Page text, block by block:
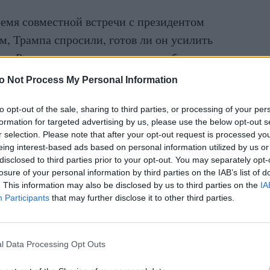
Not Process My Personal Information
opt-out of the sale, sharing to third parties, or processing of your
for targeted advertising by us, please use the below opt-out
selection. Please note that after your opt-out request is processed
interest-based ads based on personal information utilized by us
to third parties prior to your opt-out. You may separately
of your personal information by third parties on the IAB’s list of
This information may also be disclosed by us to third parties on the
Participants that may further disclose it to other third parties.
Data Processing Opt Outs
совместной встречи с президентом
Трампа спросили, готов ли он усилить
Россия откажется прекратить боевые
на Путина. Не думаю, что ему нравится то,
в восторге от происходящего. На Путина
он это сделал. Все оказывают на него
— сказал Трамп.
что Путин хочет как можно
скорее. Я спрашивал его об этом, и мы